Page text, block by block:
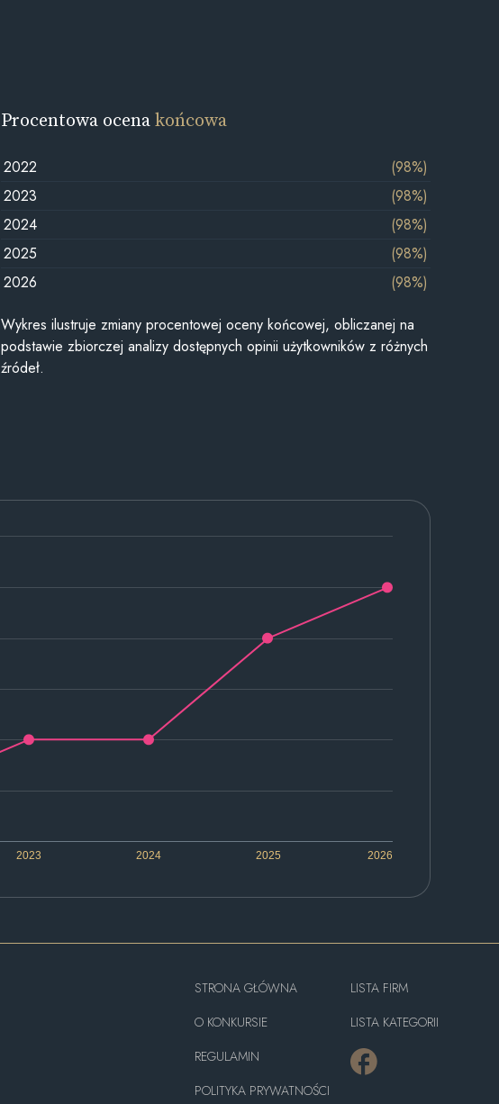
Procentowa ocenakońcowa
2022
(98%)
2023
(98%)
2024
(98%)
2025
(98%)
2026
(98%)
Wykres ilustruje zmiany procentowej oceny końcowej, obliczanej na
podstawie zbiorczej analizy dostępnych opinii użytkowników z różnych
źródeł.
2023 2024 2025 2026
STRONA GŁÓWNA
O KONKURSIE
REGULAMIN
POLITYKA PRYWATNOŚCI
LISTA FIRM
LISTA KATEGORII